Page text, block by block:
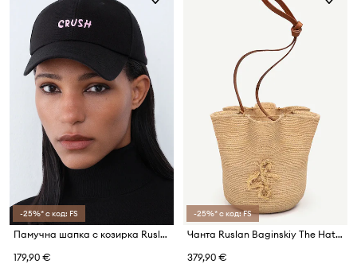
-25%* с код: FS
Памучна шапка с козирка Ruslan Baginskiy Baseball Cap
179,90 €
-25%* с код: FS
Чанта Ruslan Baginskiy The HatBag
379,90 €